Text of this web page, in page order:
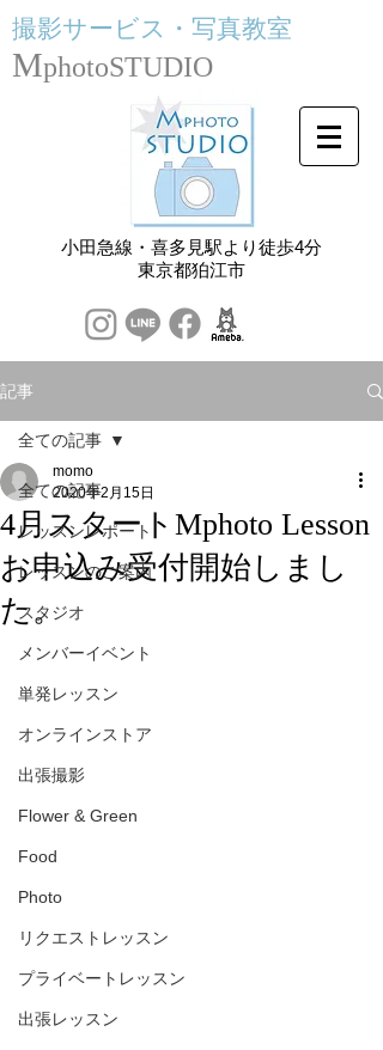
撮影サービス・ 写真教室
MphotoSTUDIO
小田急線・喜多見駅より徒歩4分
​東京都狛江市
記事
全ての記事
レッスンレポート
レッスンのご案内
スタジオ
メンバーイベント
単発レッスン
オンラインストア
出張撮影
Flower & Green
Food
Photo
リクエストレッスン
プライベートレッスン
出張レッスン
全ての記事
4月スタートMphoto Lesson
お申込み受付開始しまし
た。
momo
2020年2月15日